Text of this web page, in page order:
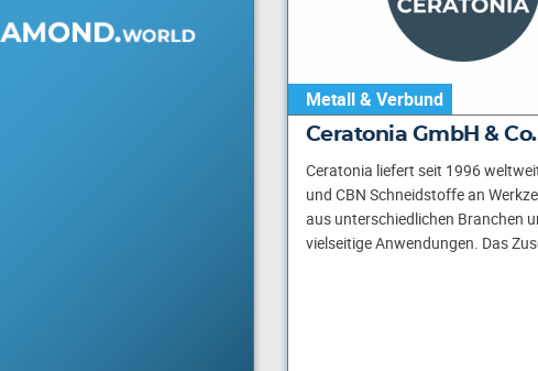
Metall & Verbund
Ceratonia GmbH & Co.
Ceratonia liefert seit 1996
und CBN Schneidstoffe an
aus unterschiedlichen Branchen
vielseitige Anwendungen. Das